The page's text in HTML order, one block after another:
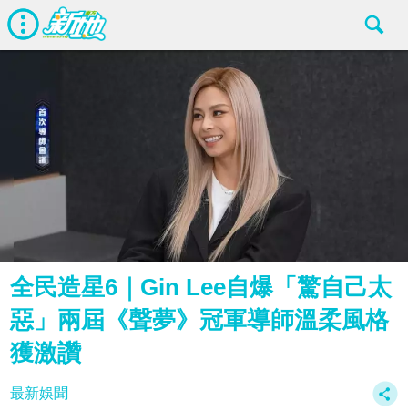
全民造星6｜Gin Lee自爆「驚自己太
惡」兩屆《聲夢》冠軍導師溫柔風格
獲激讚
最新娛聞